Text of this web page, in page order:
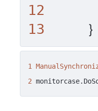
12
13 ｝
1
2